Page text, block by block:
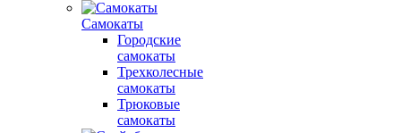
Самокаты
Городские
самокаты
Трехколесные
самокаты
Трюковые
самокаты